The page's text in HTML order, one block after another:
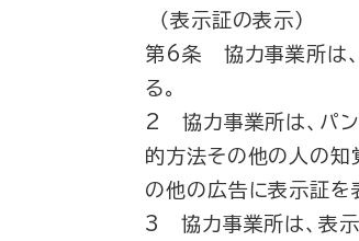
（表示証の表示）
第6条 協力事業所は、
る。
2 協力事業所は、パン
的方法その他の人の知
の他の広告に表示証を
3 協力事業所は、表示